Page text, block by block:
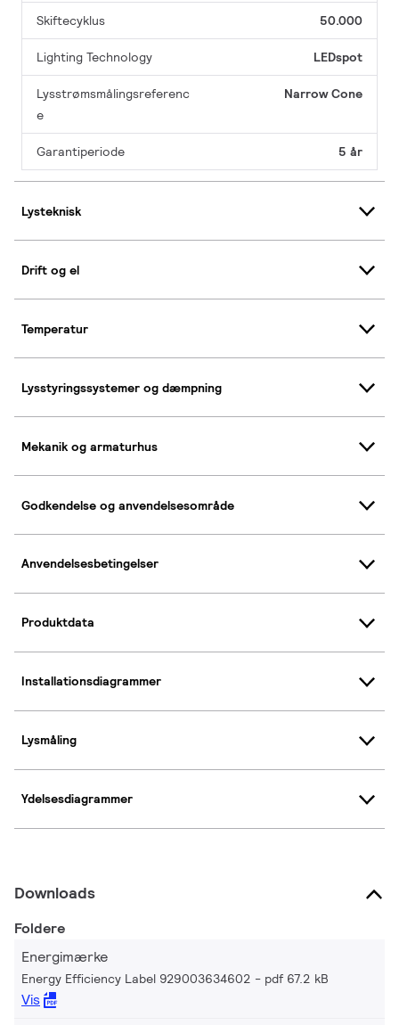
Skiftecyklus 50.000
Lighting Technology LEDspot
Lysstrømsmålingsreferenc
e
Narrow Cone
Garantiperiode 5 år
Lysteknisk
Drift og el
Temperatur
Lysstyringssystemer og dæmpning
Mekanik og armaturhus
Godkendelse og anvendelsesområde
Anvendelsesbetingelser
Produktdata
Installationsdiagrammer
Lysmåling
Ydelsesdiagrammer
Downloads
Foldere
Energimærke
Energy Efficiency Label 929003634602 pdf 67.2 kB
Vis